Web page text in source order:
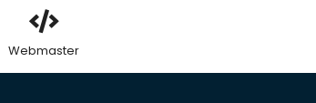
Webmaster